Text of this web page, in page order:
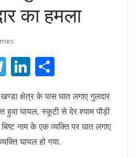
का हमला
T
e
gr
a
Li
n
k
e
dI
ar
e
क्षेत्र के पास घात लगाए गुलदार
हुवा घायल, स्कूटी से देर श्याम पौड़ी
नाम के एक व्यक्ति पर घात लगाए
घायल हो गया.